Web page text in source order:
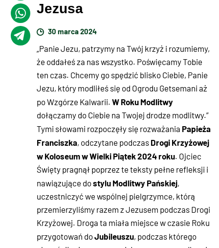
Jezusa
30 marca 2024
„Panie Jezu, patrzymy na Twój krzyż i rozumiemy,
że oddałeś za nas wszystko. Poświęcamy Tobie
ten czas. Chcemy go spędzić blisko Ciebie, Panie
Jezu, który modliłeś się od Ogrodu Getsemani aż
po Wzgórze Kalwarii.W Roku Modlitwy
dołączamy do Ciebie na Twojej drodze modlitwy.”
Tymi słowami rozpoczęły się rozważania Papieża
Franciszka, odczytane podczasDrogi Krzyżowej
w Koloseum w Wielki Piątek 2024 roku. Ojciec
Święty pragnął poprzez te teksty pełne refleksji i
nawiązujące dostylu Modlitwy Pańskiej,
uczestniczyć we wspólnej pielgrzymce, którą
przemierzyliśmy razem z Jezusem podczas Drogi
Krzyżowej. Droga ta miała miejsce w czasie Roku
przygotowań doJubileuszu, podczas którego